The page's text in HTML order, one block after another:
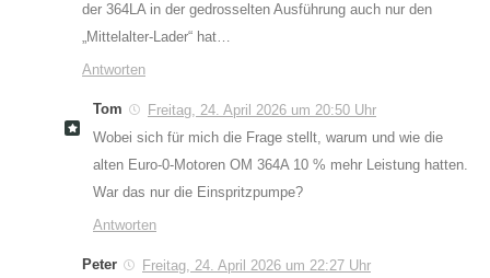
der 364LA in der gedrosselten Ausführung auch nur den
„Mittelalter-Lader“ hat…
Antworten
Tom
Freitag, 24. April 2026 um 20:50 Uhr
Wobei sich für mich die Frage stellt, warum und wie die
alten Euro-0-Motoren OM 364A 10 % mehr Leistung hatten.
War das nur die Einspritzpumpe?
Antworten
Peter
Freitag, 24. April 2026 um 22:27 Uhr